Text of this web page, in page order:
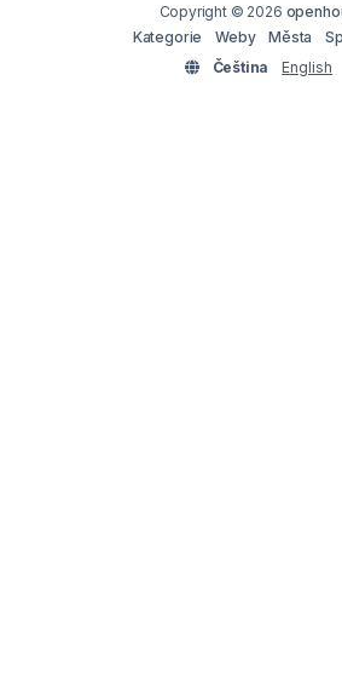
Copyright © 2026
Kategorie
Weby Města
Čeština
English